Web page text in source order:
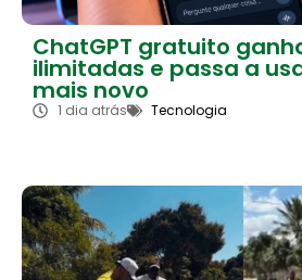
ChatGPT gratuito
ilimitadas e passa a
mais novo
1 dia atrás Tecnologia